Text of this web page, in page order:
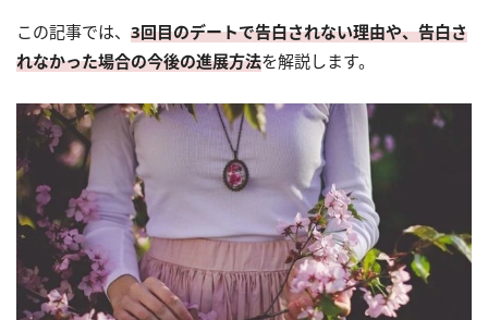
この記事では、 3回目のデートで告白されない理由や、告白さ
れなかった場合の今後の進展方法を解説します。